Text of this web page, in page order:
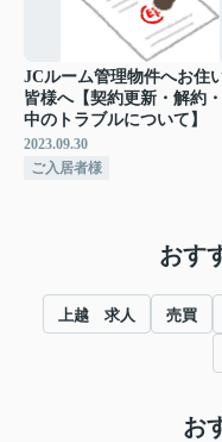
JCルーム管理物件へお住
皆様へ【契約更新・解約
中のトラブルについて】
2023.09.30
ご入居者様
おす
上越 求人 売買
お